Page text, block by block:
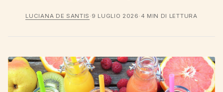
LUCIANA DE SANTIS · 9 LUGLIO 2026 · 4 MIN DI LETTURA